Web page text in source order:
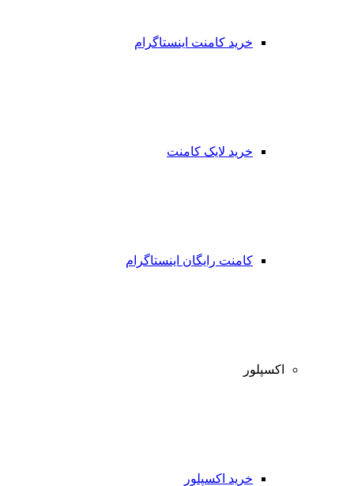
خرید کامنت اینستاگرام
خرید لایک کامنت
کامنت رایگان اینستاگرام
اکسپلور
خرید اکسپلور